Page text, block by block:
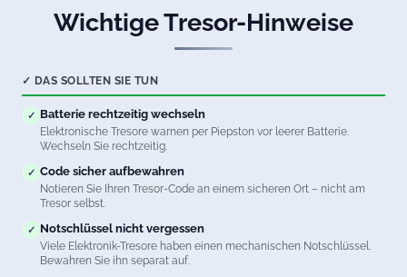
Wichtige Tresor-Hinweise
✓ DAS SOLLTEN SIE TUN
✓ Batterie rechtzeitig wechseln
Elektronische Tresore warnen per Piepston vor leerer Batterie.
Wechseln Sie rechtzeitig.
✓ Code sicher aufbewahren
Notieren Sie Ihren Tresor-Code an einem sicheren Ort – nicht am
Tresor selbst.
✓ Notschlüssel nicht vergessen
Viele Elektronik-Tresore haben einen mechanischen Notschlüssel.
Bewahren Sie ihn separat auf.